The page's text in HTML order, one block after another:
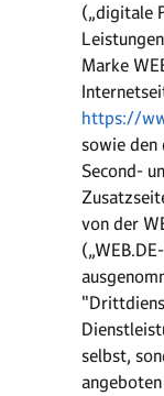
(„digitale
Marke
https://
sowie
Second-
von der
selbst,